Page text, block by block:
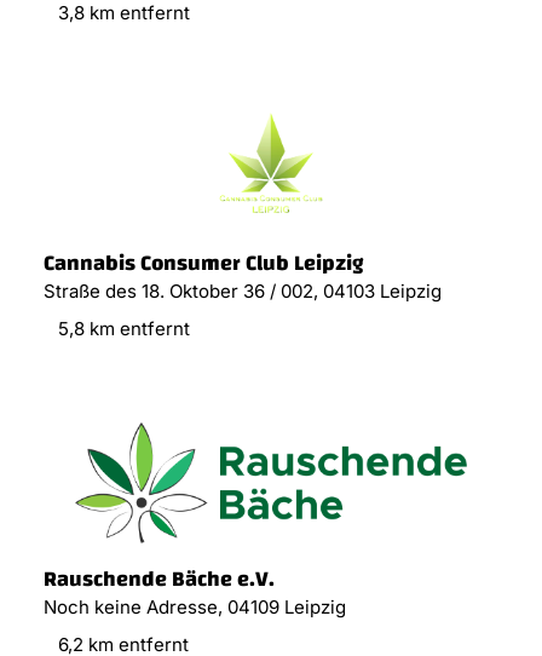
3,8 km entfernt
Cannabis Consumer Club Leipzig
Straße des 18. Oktober 36 / 002, 04103 Leipzig
5,8 km entfernt
Rauschende Bäche e.V.
Noch keine Adresse, 04109 Leipzig
6,2 km entfernt